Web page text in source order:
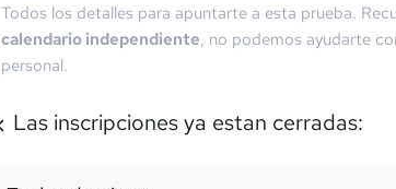
Todos los detalles para apuntarte a esta prueba.
calendario independiente, no podemos ayudarte
personal.
Las inscripciones ya estan cerradas: